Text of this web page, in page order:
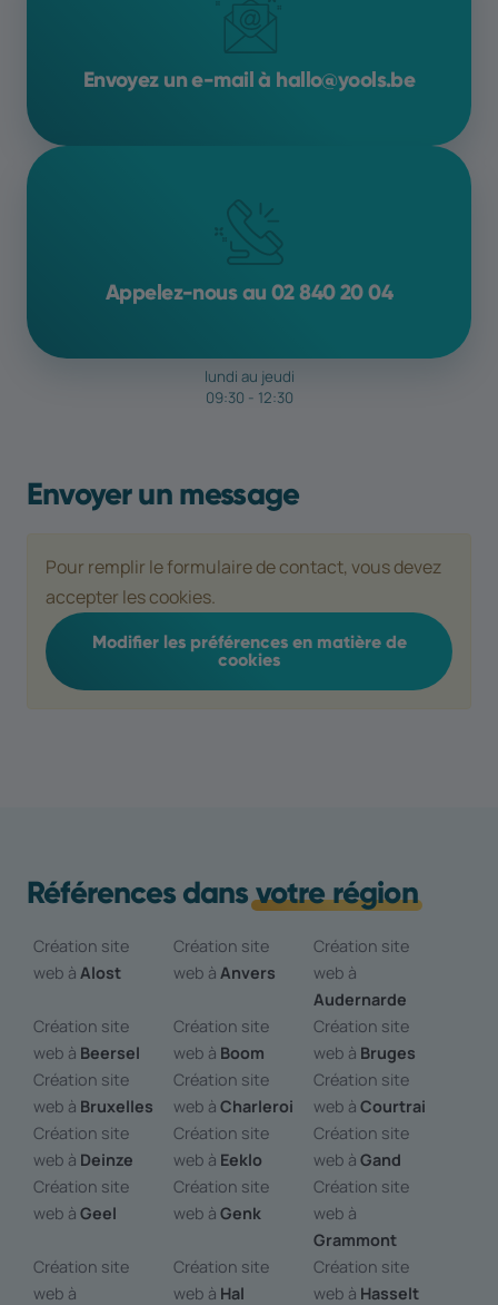
Envoyer un message
Pour remplir le formulaire de contact, vous devez
accepter les cookies.
Modifier les préférences en matière de
cookies
Envoyez un e-mail à hallo@yools.be
Appelez-nous au 02 840 20 04
lundi au jeudi
09:30 - 12:30
Références dansvotre région
Création site
web à Alost
Création site
web à Anvers
Création site
web à
Audernarde
Création site
web à Beersel
Création site
web à Boom
Création site
web à Bruges
Création site
web à Bruxelles
Création site
web à Charleroi
Création site
web à Courtrai
Création site
web à Deinze
Création site
web à Eeklo
Création site
web à Gand
Création site
web à Geel
Création site
web à Genk
Création site
web à
Grammont
Création site
web à
Création site
web à Hal
Création site
web à Hasselt